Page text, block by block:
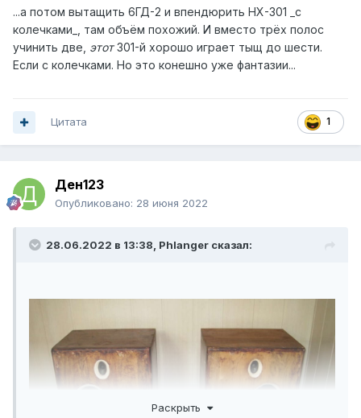
...а потом вытащить 6ГД-2 и впендюрить HX-301 _с
колечками_, там объём похожий. И вместо трёх полос
учинить две, этот301-й хорошо играет тыщ до шести.
Если с колечками. Но это конешно уже фантазии...
1
Цитата
Ден123
Опубликовано: 28 июня 2022
28.06.2022 в 13:38, Phlanger сказал:
Раскрыть